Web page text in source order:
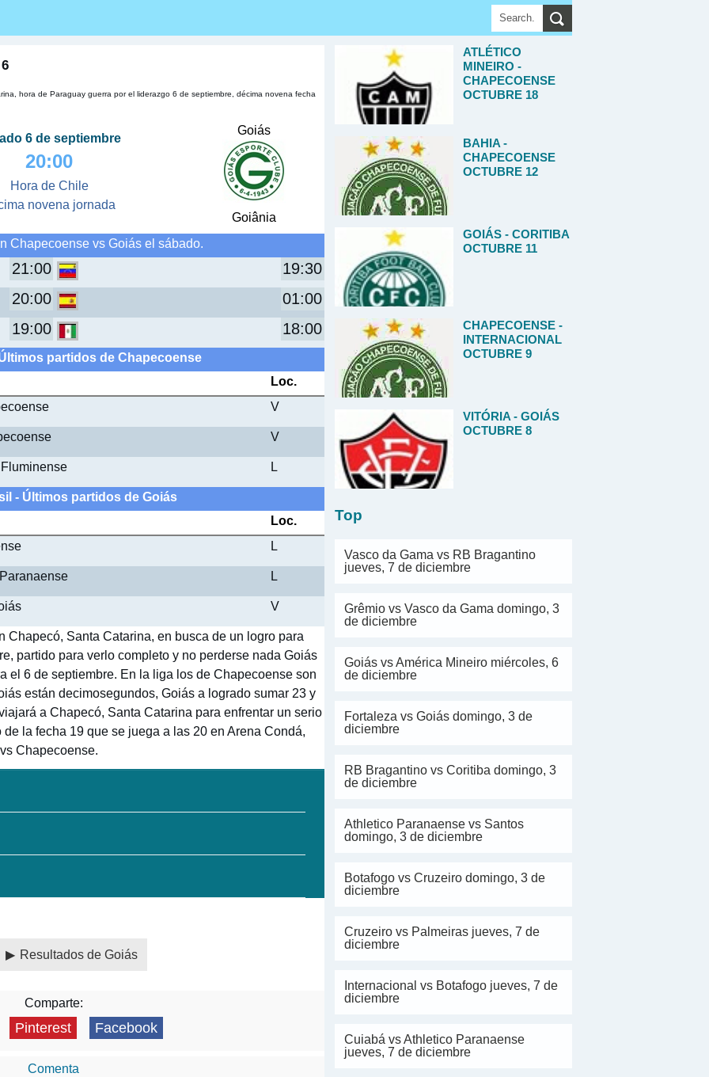
hora de Paraguay guerra por el liderazgo 6 de septiembre, décima novena fecha
6 de septiembre
20:00
Hora de Chile
novena jornada
Goiás
Goiânia
Chapecoense vs Goiás el sábado.
21:00
19:30
20:00
01:00
19:00
18:00
partidos de Chapecoense
Loc.
V
V
L
- Últimos partidos de Goiás
Loc.
L
L
V
Santa Catarina, en busca de un logro para
partido para verlo completo y no perderse nada Goiás
el 6 de septiembre. En la liga los de Chapecoense son
están decimosegundos, Goiás a logrado sumar 23 y
a Chapecó, Santa Catarina para enfrentar un serio
la fecha 19 que se juega a las 20 en Arena Condá,
Chapecoense.
Resultados de Goiás
Comparte:
Pinterest Facebook
Comenta
ATLÉTICO
MINEIRO -
CHAPECOENSE
OCTUBRE 18
BAHIA -
CHAPECOENSE
OCTUBRE 12
GOIÁS - CORITIBA
OCTUBRE 11
CHAPECOENSE -
INTERNACIONAL
OCTUBRE 9
VITÓRIA - GOIÁS
OCTUBRE 8
Top
Vasco da Gama vs RB Bragantino
jueves, 7 de diciembre
Grêmio vs Vasco da Gama domingo, 3
de diciembre
Goiás vs América Mineiro miércoles, 6
de diciembre
Fortaleza vs Goiás domingo, 3 de
diciembre
RB Bragantino vs Coritiba domingo, 3
de diciembre
Athletico Paranaense vs Santos
domingo, 3 de diciembre
Botafogo vs Cruzeiro domingo, 3 de
diciembre
Cruzeiro vs Palmeiras jueves, 7 de
diciembre
Internacional vs Botafogo jueves, 7 de
diciembre
Cuiabá vs Athletico Paranaense
jueves, 7 de diciembre